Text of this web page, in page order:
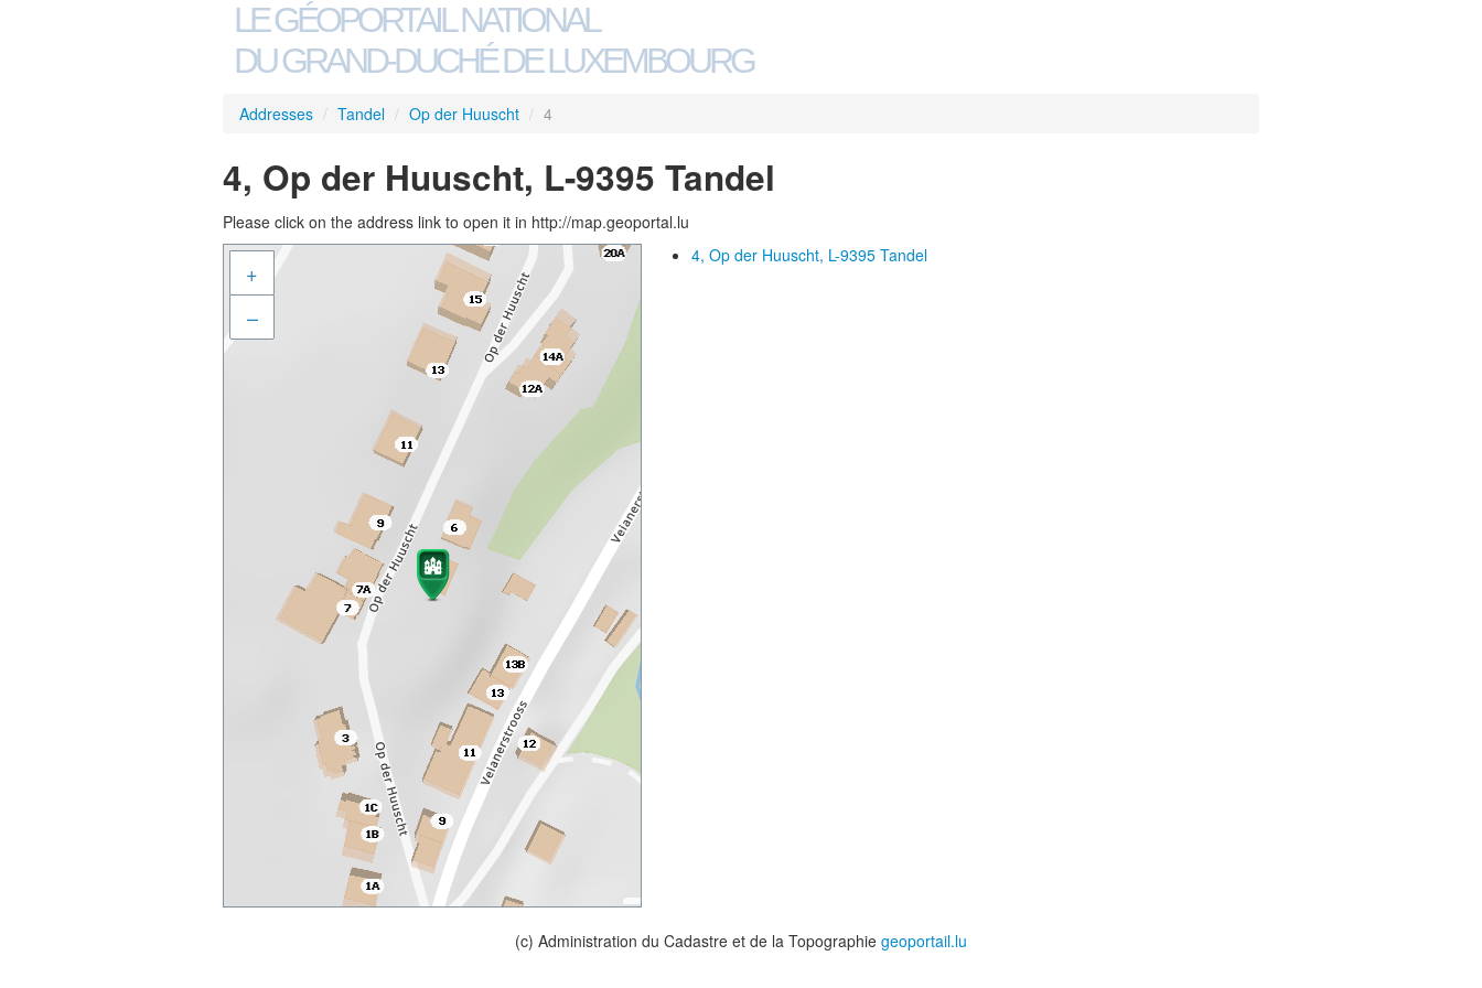
LE GÉOPORTAIL NATIONAL
DU GRAND-DUCHÉ DE LUXEMBOURG
Addresses / Tandel / Op der Huuscht / 4
4, Op der Huuscht, L-9395 Tandel
Please click on the address link to open it in http://map.geoportal.lu
+
–
4, Op der Huuscht, L-9395 Tandel
(c) Administration du Cadastre et de la Topographie geoportail.lu